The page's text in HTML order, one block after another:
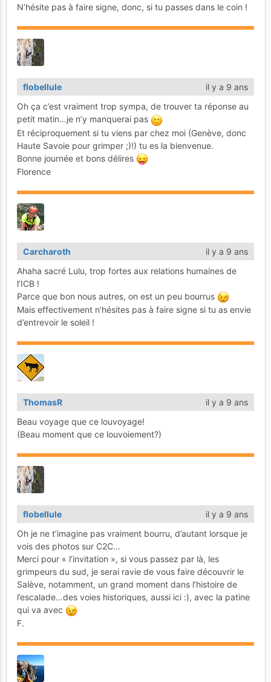
N’hésite pas à faire signe, donc, si tu passes dans le coin !
flobellule
il y a 9 ans
Oh ça c’est vraiment trop sympa, de trouver ta réponse au
petit matin…je n’y manquerai pas
Et réciproquement si tu viens par chez moi (Genève, donc
Haute Savoie pour grimper ;)!) tu es la bienvenue.
Bonne journée et bons délires
Florence
Carcharoth
il y a 9 ans
Ahaha sacré Lulu, trop fortes aux relations humaines de
l’ICB !
Parce que bon nous autres, on est un peu bourrus
Mais effectivement n’hésites pas à faire signe si tu as envie
d’entrevoir le soleil !
ThomasR
il y a 9 ans
Beau voyage que ce louvoyage!
(Beau moment que ce louvoiement?)
flobellule
il y a 9 ans
Oh je ne t’imagine pas vraiment bourru, d’autant lorsque je
vois des photos sur C2C…
Merci pour « l’invitation », si vous passez par là, les
grimpeurs du sud, je serai ravie de vous faire découvrir le
Salève, notamment, un grand moment dans l’histoire de
l’escalade…des voies historiques, aussi ici :), avec la patine
qui va avec
F.